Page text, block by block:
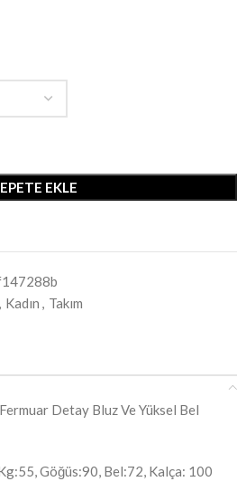
EKLE
Kadın
Takım
Detay Bluz Ve Yüksel Bel
Göğüs:90, Bel:72, Kalça: 100